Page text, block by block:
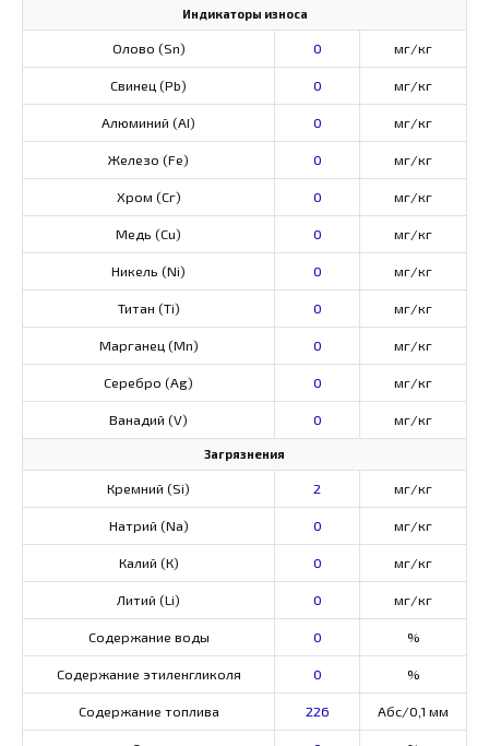
Индикаторы износа
Олово (Sn) 0 мг/кг
Свинец (Pb) 0 мг/кг
Алюминий (AI) 0 мг/кг
Железо (Fe) 0 мг/кг
Хром (Сг) 0 мг/кг
Медь (Cu) 0 мг/кг
Никель (Ni) 0 мг/кг
Титан (Ti) 0 мг/кг
Марганец (Mn) 0 мг/кг
Серебро (Ag) 0 мг/кг
Ванадий (V) 0 мг/кг
Загрязнения
Кремний (Si) 2 мг/кг
Натрий (Na) 0 мг/кг
Калий (К) 0 мг/кг
Литий (Li) 0 мг/кг
Содержание воды 0 %
Содержание этиленгликоля 0 %
Содержание топлива 226 Абс/0,1 мм